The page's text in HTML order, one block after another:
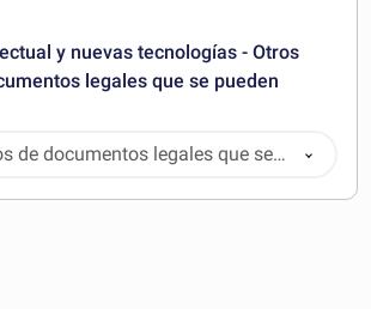
y nuevas tecnologías - Otros
legales que se pueden
de documentos legales que se